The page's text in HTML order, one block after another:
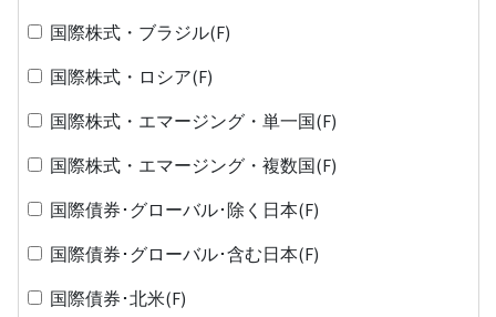
国際株式・ブラジル(F)
国際株式・ロシア(F)
国際株式・エマージング・単一国(F)
国際株式・エマージング・複数国(F)
国際債券･グローバル･除く日本(F)
国際債券･グローバル･含む日本(F)
国際債券･北米(F)